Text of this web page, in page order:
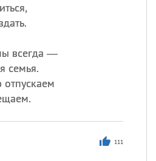
всегда —
семья.
111